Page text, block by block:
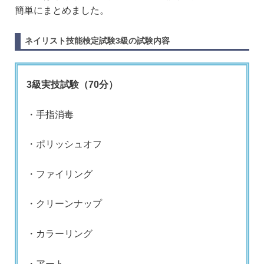
簡単にまとめました。
ネイリスト技能検定試験3級の試験内容
3級実技試験（70分）
・手指消毒
・ポリッシュオフ
・ファイリング
・クリーンナップ
・カラーリング